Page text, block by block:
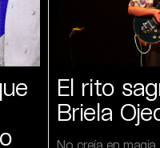
El rito
Briela
No creía en